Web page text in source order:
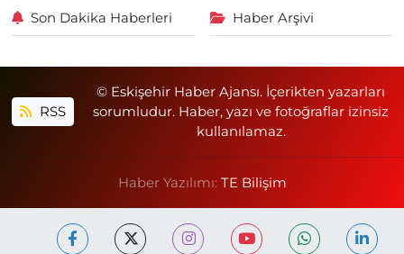
Son Dakika Haberleri Haber Arşivi
RSS
© Eskişehir Haber Ajansı. İçerikten yazarları
sorumludur. Haber, yazı ve fotoğraflar izinsiz
kullanılamaz.
Haber Yazılımı: TE Bilişim